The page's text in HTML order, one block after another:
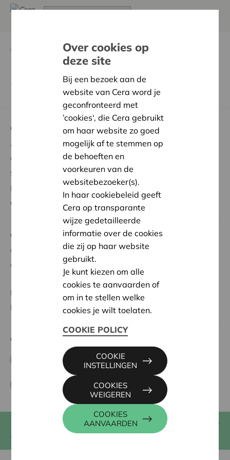
Particulieren
2023
Over Cera
Aandelen kopen
Genieten van voordelen
Steun aan de samenleving
Meebeslissen
Over Cera
Cera voor
Cera voor verenigingen
Cera voor coöperaties
KBC Ancora
BRS
Contacteer ons
+32 0800 62 340
Contactformulier
Muntstraat 1, 3000 Leuven, België
Sociale media
Over cookies op
deze site
Bij een bezoek aan de
website van Cera word je
geconfronteerd met
’cookies‘, die Cera gebruikt
om haar website zo goed
mogelijk af te stemmen op
de behoeften en
voorkeuren van de
websitebezoeker(s).
In haar cookiebeleid geeft
Cera op transparante
wijze gedetailleerde
informatie over de cookies
die zij op haar website
gebruikt.
Je kunt kiezen om alle
cookies te aanvaarden of
om in te stellen welke
cookies je wilt toelaten.
COOKIE POLICY
COOKIES
AANVAARDEN
COOKIES
WEIGEREN
COOKIE
INSTELLINGEN